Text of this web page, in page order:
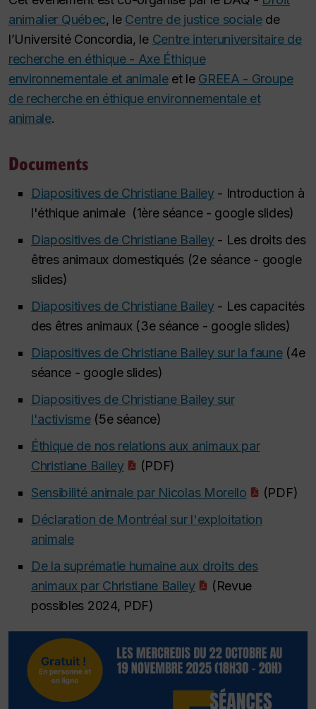
animalier Québec, le Centre de justice socialede
l’Université Concordia, le Centre interuniversitaire de
recherche en éthique - Axe Éthique
environnementale et animaleet le GREEA - Groupe
de recherche en éthique environnementale et
animale.
Documents
Diapositives de Christiane Bailey- Introduction à
l'éthique animale (1ère séance - google slides)
Diapositives de Christiane Bailey- Les droits des
êtres animaux domestiqués (2e séance - google
slides)
Diapositives de Christiane Bailey- Les capacités
des êtres animaux (3e séance - google slides)
Diapositives de Christiane Bailey sur la faune(4e
séance - google slides)
Diapositives de Christiane Bailey sur
l'activisme(5e séance)
Éthique de nos relations aux animaux par
Christiane Bailey
(PDF)
Sensibilité animale par Nicolas Morello
(PDF)
Déclaration de Montréal sur l'exploitation
animale
De la suprématie humaine aux droits des
animaux par Christiane Bailey
(Revue
possibles 2024, PDF)